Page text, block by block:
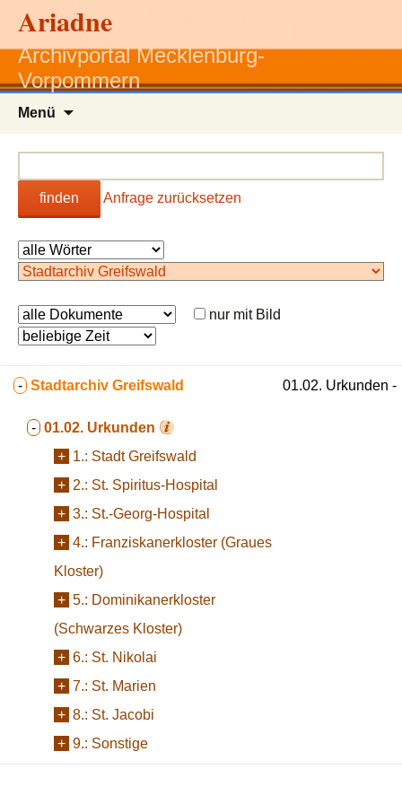
Ariadne
Archivportal Mecklenburg-
Vorpommern
Menü
finden Anfrage zurücksetzen
nur mit Bild
- Stadtarchiv Greifswald
- 01.02. Urkunden
+ 1.: Stadt Greifswald
+ 2.: St. Spiritus-Hospital
+ 3.: St.-Georg-Hospital
+ 4.: Franziskanerkloster (Graues
Kloster)
+ 5.: Dominikanerkloster
(Schwarzes Kloster)
+ 6.: St. Nikolai
+ 7.: St. Marien
+ 8.: St. Jacobi
+ 9.: Sonstige
01.02. Urkunden -